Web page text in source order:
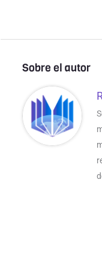
Sobre el autor